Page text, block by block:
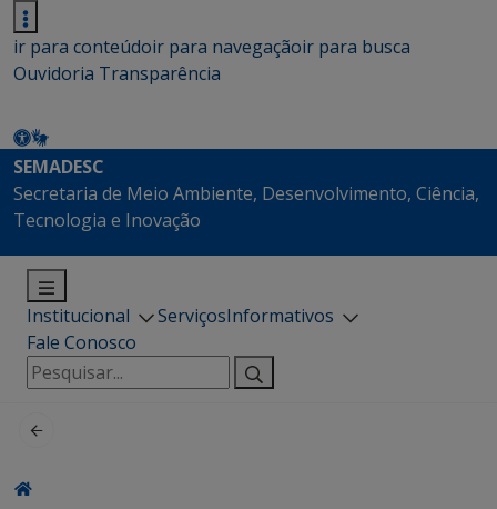
ir para conteúdoir para navegaçãoir para busca
Ouvidoria Transparência
SEMADESC
Secretaria de Meio Ambiente, Desenvolvimento, Ciência,
Tecnologia e Inovação
Institucional ServiçosInformativos
Fale Conosco
Pesquisar
por: